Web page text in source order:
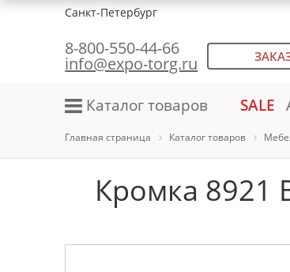
Санкт-Петербург
8-800-550-44-66
info@expo-torg.ru
Каталог товаров SALE
Главная страница Каталог товаров
Кромка 8921